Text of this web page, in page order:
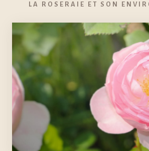
LA ROSERAIE ET SON